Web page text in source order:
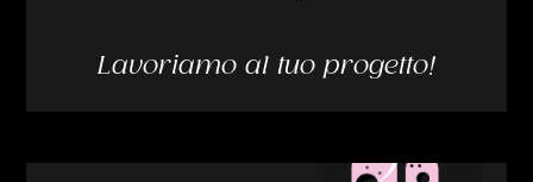
Lavoriamo al tuo progetto!